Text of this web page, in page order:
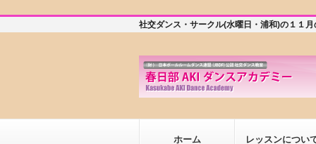
社交ダンス・サークル(水曜日・浦和)の１１
ホーム レッスンについ